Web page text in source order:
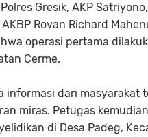
Gresik, AKP
Rovan Richard
operasi pertama
Cerme.
informasi dari masyarakat
miras. Petugas kemudian
di Desa Padeg,